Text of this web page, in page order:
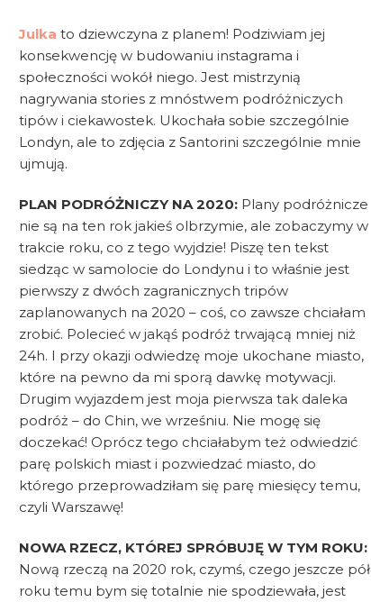
Julka to dziewczyna z planem! Podziwiam jej
konsekwencję w budowaniu instagrama i
społeczności wokół niego. Jest mistrzynią
nagrywania stories z mnóstwem podróżniczych
tipów i ciekawostek. Ukochała sobie szczególnie
Londyn, ale to zdjęcia z Santorini szczególnie mnie
ujmują.
PLAN PODRÓŻNICZY NA 2020: Plany podróżnicze
nie są na ten rok jakieś olbrzymie, ale zobaczymy w
trakcie roku, co z tego wyjdzie! Piszę ten tekst
siedząc w samolocie do Londynu i to właśnie jest
pierwszy z dwóch zagranicznych tripów
zaplanowanych na 2020 – coś, co zawsze chciałam
zrobić. Polecieć w jakąś podróż trwającą mniej niż
24h. I przy okazji odwiedzę moje ukochane miasto,
które na pewno da mi sporą dawkę motywacji.
Drugim wyjazdem jest moja pierwsza tak daleka
podróż – do Chin, we wrześniu. Nie mogę się
doczekać! Oprócz tego chciałabym też odwiedzić
parę polskich miast i pozwiedzać miasto, do
którego przeprowadziłam się parę miesięcy temu,
czyli Warszawę!
NOWA RZECZ, KTÓREJ SPRÓBUJĘ W TYM ROKU:
Nową rzeczą na 2020 rok, czymś, czego jeszcze pół
roku temu bym się totalnie nie spodziewała, jest